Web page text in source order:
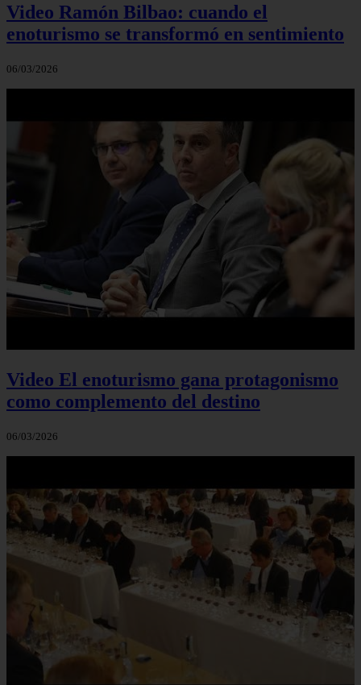
Video Ramón Bilbao: cuando el
enoturismo se transformó en sentimiento
06/03/2026
Video El enoturismo gana protagonismo
como complemento del destino
06/03/2026